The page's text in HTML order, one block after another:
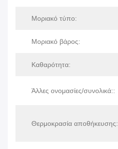
Μοριακό τύπο:
Μοριακό βάρος:
Καθαρότητα:
Άλλες ονομασίες/συνολικά::
Θερμοκρασία αποθήκευσης: